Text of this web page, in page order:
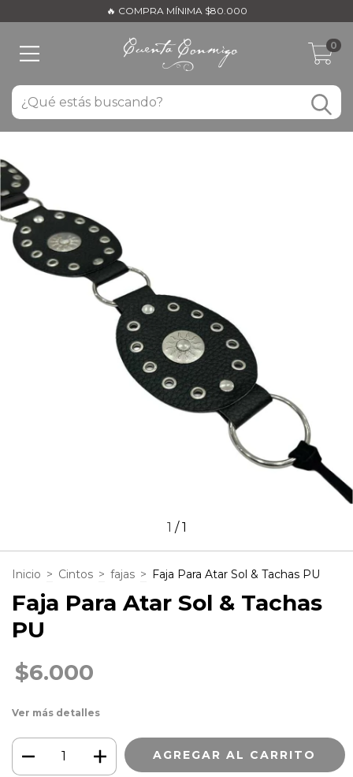
🔥 COMPRA MÍNIMA $80.000
0
1 /1
Inicio > Cintos > fajas > Faja Para Atar Sol & Tachas PU
Faja Para Atar Sol & Tachas
PU
$6.000
Ver más detalles